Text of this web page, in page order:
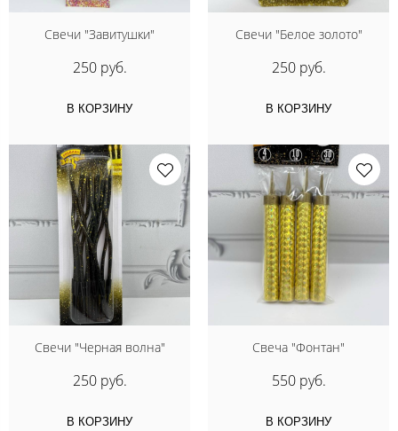
Свечи "Завитушки"
250 руб.
В КОРЗИНУ
Свечи "Белое золото"
250 руб.
В КОРЗИНУ
Свечи "Черная волна"
250 руб.
В КОРЗИНУ
Свеча "Фонтан"
550 руб.
В КОРЗИНУ